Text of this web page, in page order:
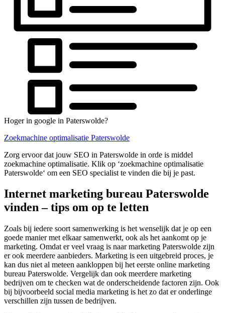
Hoger in google in Paterswolde?
Zoekmachine optimalisatie Paterswolde
Zorg ervoor dat jouw SEO in Paterswolde in orde is middel
zoekmachine optimalisatie. Klik op ‘zoekmachine optimalisatie
Paterswolde‘ om een SEO specialist te vinden die bij je past.
Internet marketing bureau Paterswolde
vinden – tips om op te letten
Zoals bij iedere soort samenwerking is het wenselijk dat je op een
goede manier met elkaar samenwerkt, ook als het aankomt op je
marketing. Omdat er veel vraag is naar marketing Paterswolde zijn
er ook meerdere aanbieders. Marketing is een uitgebreid proces, je
kan dus niet al meteen aankloppen bij het eerste online marketing
bureau Paterswolde. Vergelijk dan ook meerdere marketing
bedrijven om te checken wat de onderscheidende factoren zijn. Ook
bij bijvoorbeeld social media marketing is het zo dat er onderlinge
verschillen zijn tussen de bedrijven.